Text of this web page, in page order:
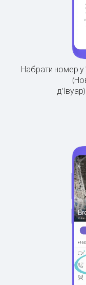
Набрати номер у